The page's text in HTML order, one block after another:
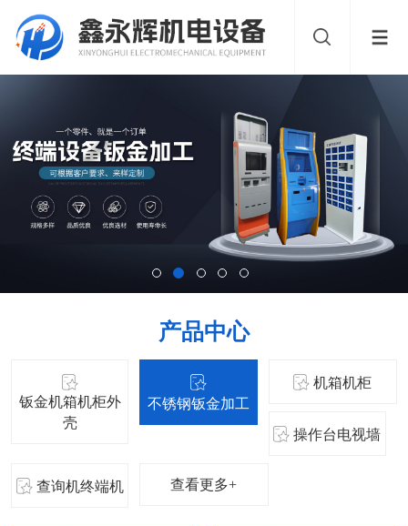
产品中心
钣金机箱机柜外
壳
不锈钢钣金加工
机箱机柜
操作台电视墙
查询机终端机 查看更多+